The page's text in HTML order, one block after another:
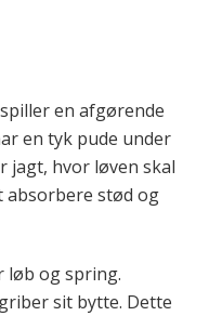
en afgørende
en tyk pude under
jagt, hvor løven skal
absorbere stød og
løb og spring.
sit bytte. Dette